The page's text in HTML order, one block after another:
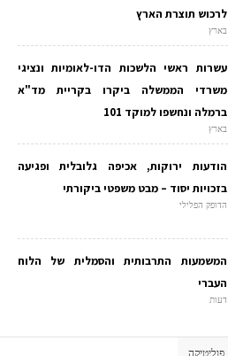
לרכוש תוצרת הארץ
בארץ
עשרות ראשי הלשכות הדו-לאומיות ונציגי
משרדי הממשלה ביקרו בקריית מד"א
ברמלה ונחשפו למוקד 101
בארץ
הודעות ירוקות, אכיפה גלובלית ופגיעה
בזכויות יסוד – מבט משפטי ביקורתי
הדופק הפלילי
המשמעות התרבותית והסמלית של הלוח
העברי
דעות
פוליטיקה